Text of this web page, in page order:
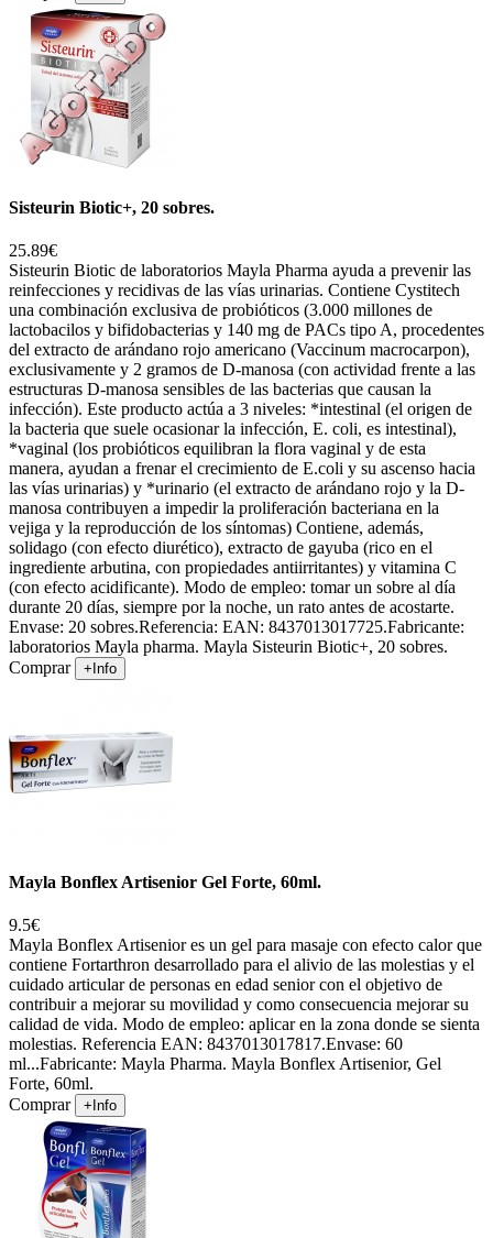
Sisteurin Biotic+, 20 sobres.
25.89€
Sisteurin Biotic de laboratorios Mayla Pharma ayuda a prevenir las
reinfecciones y recidivas de las vías urinarias. Contiene Cystitech
una combinación exclusiva de probióticos (3.000 millones de
lactobacilos y bifidobacterias y 140 mg de PACs tipo A, procedentes
del extracto de arándano rojo americano (Vaccinum macrocarpon),
exclusivamente y 2 gramos de D-manosa (con actividad frente a las
estructuras D-manosa sensibles de las bacterias que causan la
infección). Este producto actúa a 3 niveles: *intestinal (el origen de
la bacteria que suele ocasionar la infección, E. coli, es intestinal),
*vaginal (los probióticos equilibran la flora vaginal y de esta
manera, ayudan a frenar el crecimiento de E.coli y su ascenso hacia
las vías urinarias) y *urinario (el extracto de arándano rojo y la D-
manosa contribuyen a impedir la proliferación bacteriana en la
vejiga y la reproducción de los síntomas) Contiene, además,
solidago (con efecto diurético), extracto de gayuba (rico en el
ingrediente arbutina, con propiedades antiirritantes) y vitamina C
(con efecto acidificante). Modo de empleo: tomar un sobre al día
durante 20 días, siempre por la noche, un rato antes de acostarte.
Envase: 20 sobres.Referencia: EAN: 8437013017725.Fabricante:
laboratorios Mayla pharma. Mayla Sisteurin Biotic+, 20 sobres.
Comprar
+Info
Mayla Bonflex Artisenior Gel Forte, 60ml.
9.5€
Mayla Bonflex Artisenior es un gel para masaje con efecto calor que
contiene Fortarthron desarrollado para el alivio de las molestias y el
cuidado articular de personas en edad senior con el objetivo de
contribuir a mejorar su movilidad y como consecuencia mejorar su
calidad de vida. Modo de empleo: aplicar en la zona donde se sienta
molestias. Referencia EAN: 8437013017817.Envase: 60
ml...Fabricante: Mayla Pharma. Mayla Bonflex Artisenior, Gel
Forte, 60ml.
Comprar
+Info